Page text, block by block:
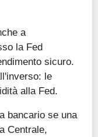
a
la Fed
sicuro.
le
alla Fed.
bancario se una
Centrale,